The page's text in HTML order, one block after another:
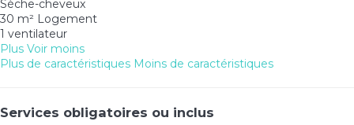
Sèche-cheveux
30 m² Logement
1 ventilateur
Plus Voir moins
Plus de caractéristiques Moins de caractéristiques
Services obligatoires ou inclus